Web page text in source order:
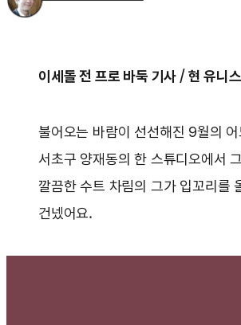
이세돌 전 프로 바둑 기사 / 현 유니
불어오는 바람이 선선해진 9월의 어
서초구 양재동의 한 스튜디오에서
깔끔한 수트 차림의 그가 입꼬리를
건넸어요.